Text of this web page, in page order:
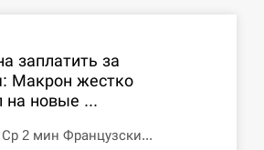
заплатить за
Макрон жестко
на новые ...
Ср 2 мин Французски...